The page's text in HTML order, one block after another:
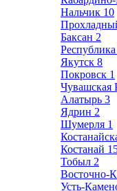
Нальчик 10
Баксан 2
Якутск 8
Покровск 1
Чувашская
Алатырь 3
Ядрин 2
Шумерля 1
Костанай
Тобыл 2
Восточно-
Усть-